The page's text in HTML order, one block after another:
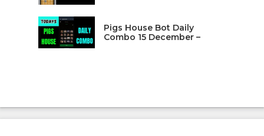
Pigs House Bot Daily
Combo 15 December –